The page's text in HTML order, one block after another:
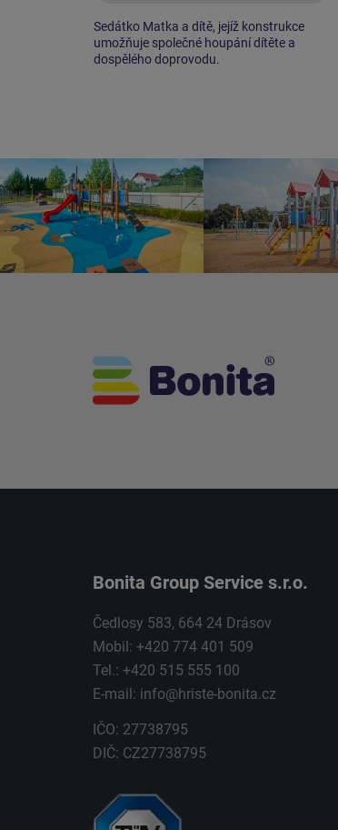
Sedátko Matka a dítě, jejíž konstrukce
umožňuje společné houpání dítěte a
dospělého doprovodu.
Bonita Group Service s.r.o.
Čedlosy 583, 664 24 Drásov
Mobil: +420 774 401 509
Tel.: +420 515 555 100
E-mail: info@hriste-bonita.cz
IČO: 27738795
DIČ: CZ27738795